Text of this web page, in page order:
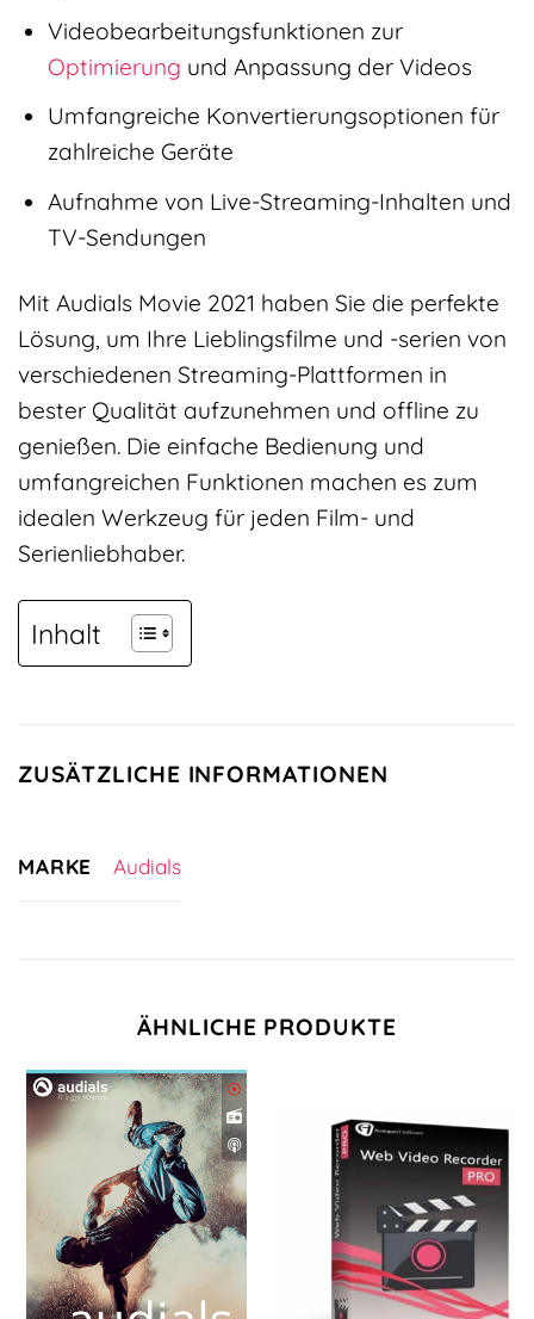
Videobearbeitungsfunktionen zur
Optimierung und Anpassung der Videos
Umfangreiche Konvertierungsoptionen für
zahlreiche Geräte
Aufnahme von Live-Streaming-Inhalten und
TV-Sendungen
Mit Audials Movie 2021 haben Sie die perfekte
Lösung, um Ihre Lieblingsfilme und -serien von
verschiedenen Streaming-Plattformen in
bester Qualität aufzunehmen und offline zu
genießen. Die einfache Bedienung und
umfangreichen Funktionen machen es zum
idealen Werkzeug für jeden Film- und
Serienliebhaber.
Inhalt
ZUSÄTZLICHE INFORMATIONEN
MARKE Audials
ÄHNLICHE PRODUKTE